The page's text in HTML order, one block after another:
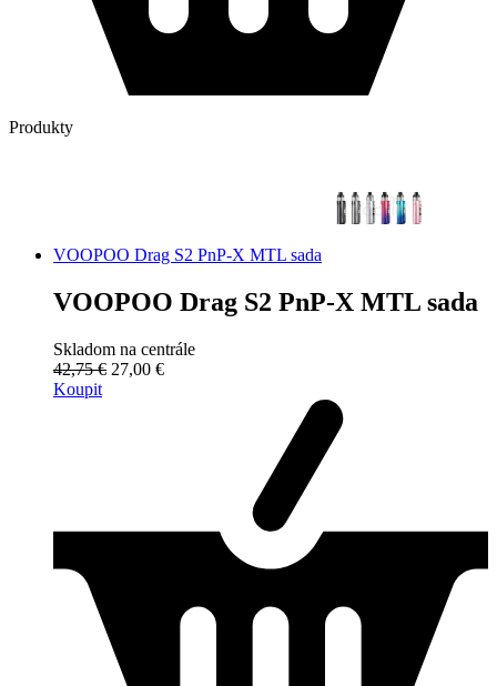
Produkty
VOOPOO Drag S2 PnP-X MTL sada
VOOPOO Drag S2 PnP-X MTL sada
Skladom na centrále
42,75 € 27,00 €
Koupit